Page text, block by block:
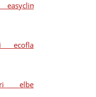
ecoflam
elberg